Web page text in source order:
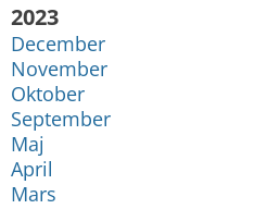
År:
2023
December
November
Oktober
September
Maj
April
Mars